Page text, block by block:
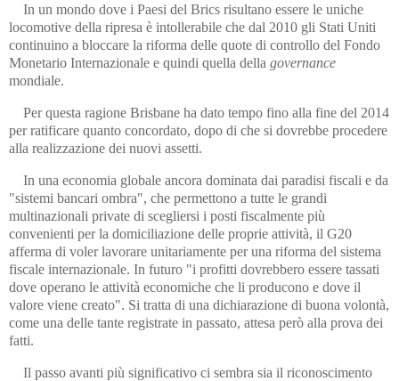
In un mondo dove i Paesi del Brics risultano essere le uniche
locomotive della ripresa è intollerabile che dal 2010 gli Stati Uniti
continuino a bloccare la riforma delle quote di controllo del Fondo
Monetario Internazionale e quindi quella della governance
mondiale.
Per questa ragione Brisbane ha dato tempo fino alla fine del 2014
per ratificare quanto concordato, dopo di che si dovrebbe procedere
alla realizzazione dei nuovi assetti.
In una economia globale ancora dominata dai paradisi fiscali e da
"sistemi bancari ombra", che permettono a tutte le grandi
multinazionali private di scegliersi i posti fiscalmente più
convenienti per la domiciliazione delle proprie attività, il G20
afferma di voler lavorare unitariamente per una riforma del sistema
fiscale internazionale. In futuro "i profitti dovrebbero essere tassati
dove operano le attività economiche che li producono e dove il
valore viene creato". Si tratta di una dichiarazione di buona volontà,
come una delle tante registrate in passato, attesa però alla prova dei
fatti.
Il passo avanti più significativo ci sembra sia il riconoscimento